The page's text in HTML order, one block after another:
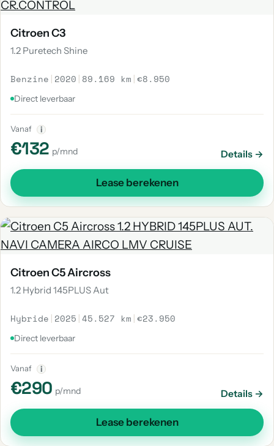
Citroen C3
1.2 Puretech Shine
Benzine | 2020 | 89.169 km |€8.950
Direct leverbaar
Vanaf i
€132 p/mnd Details →
Lease berekenen
Citroen C5 Aircross
1.2 Hybrid 145PLUS Aut
Hybride | 2025 |45.527 km |€23.950
Direct leverbaar
Vanaf i
€290 p/mnd Details →
Lease berekenen